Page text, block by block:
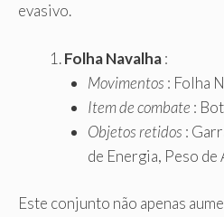
evasivo.
Folha Navalha:
Movimentos : Folha
Item de combate :
Objetos retidos :
de Energia, Peso de
Este conjunto não apenas